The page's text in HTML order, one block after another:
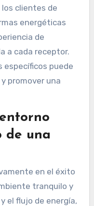
clientes de
energéticas
de
a cada receptor.
específicos puede
promover una
de una
en el éxito
tranquilo y
el flujo de energía,